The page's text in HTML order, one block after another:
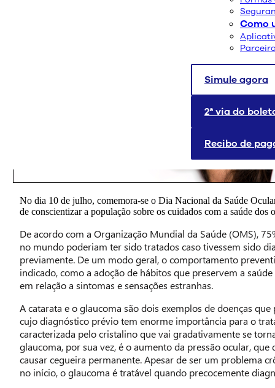
Como
Simule agora
2ª via do
Recibo de
No dia 10 de julho, comemora-se o Dia Nacional da Saúde
de conscientizar a população sobre os cuidados com a saúde dos
De acordo com a Organização Mundial da Saúde (OMS),
no mundo poderiam ter sido tratados caso tivessem sido
previamente. De um modo geral, o comportamento
indicado, como a adoção de hábitos que preservem a
em relação a sintomas e sensações estranhas.
A catarata e o glaucoma são dois exemplos de doenças
cujo diagnóstico prévio tem enorme importância para o
caracterizada pelo cristalino que vai gradativamente se
glaucoma, por sua vez, é o aumento da pressão ocular, que
causar cegueira permanente. Apesar de ser um problema
no início, o glaucoma é tratável quando precocemente